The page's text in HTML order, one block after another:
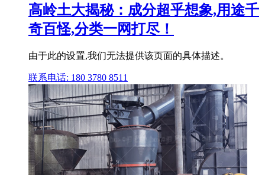
高岭土大揭秘：成分超乎想象,用途千
奇百怪,分类一网打尽！
由于此的设置,我们无法提供该页面的具体描述。
联系电话: 180 3780 8511